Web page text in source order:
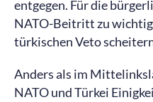
entgegen. Für die
NATO-Beitritt zu
türkischen Veto
Anders als im
NATO und Türkei